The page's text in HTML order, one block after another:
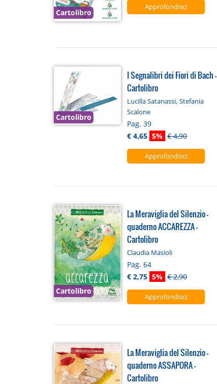
Cartolibro
Approfondisci
Cartolibro
I Segnalibri dei Fiori di Bach -
Cartolibro
Lucilla Satanassi,Stefania
Scalone
Pag. 39
€ 4,65 5% € 4,90
Approfondisci
Cartolibro
La Meraviglia del Silenzio -
quaderno ACCAREZZA -
Cartolibro
Claudia Masioli
Pag. 64
€ 2,75 5% € 2,90
Approfondisci
La Meraviglia del Silenzio -
quaderno ASSAPORA -
Cartolibro